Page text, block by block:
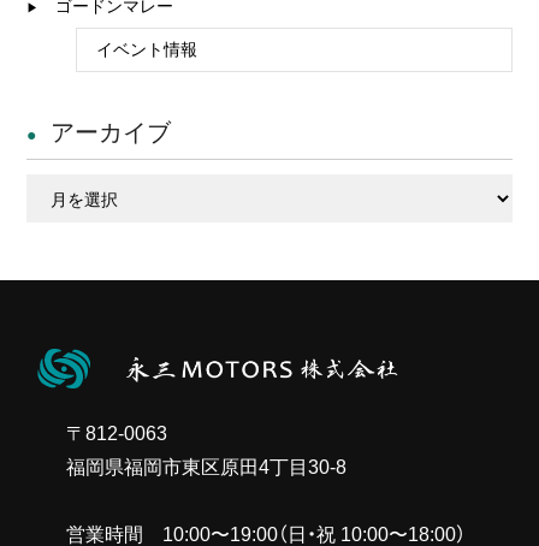
ゴードンマレー
イベント情報
アーカイブ
〒812-0063
福岡県福岡市東区原田4丁目30-8
営業時間 10:00〜19:00（日・祝 10:00〜18:00）